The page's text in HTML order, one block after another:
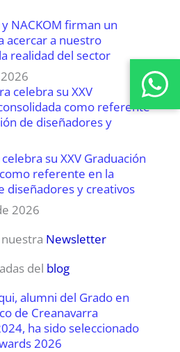
NACKOM firman un
acercar a nuestro
realidad del sector
su XXV Graduación
referente en la
diseñadores y creativos
2026
Newsletter
del blog